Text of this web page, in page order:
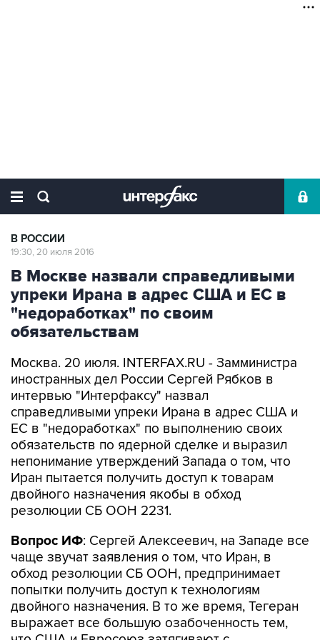
В РОССИИ
19:30, 20 июля 2016
В Москве назвали справедливыми
упреки Ирана в адрес США и ЕС в
"недоработках" по своим
обязательствам
Москва. 20 июля. INTERFAX.RU - Замминистра
иностранных дел России Сергей Рябков в
интервью "Интерфаксу" назвал
справедливыми упреки Ирана в адрес США и
ЕС в "недоработках" по выполнению своих
обязательств по ядерной сделке и выразил
непонимание утверждений Запада о том, что
Иран пытается получить доступ к товарам
двойного назначения якобы в обход
резолюции СБ ООН 2231.
Вопрос ИФ: Сергей Алексеевич, на Западе все
чаще звучат заявления о том, что Иран, в
обход резолюции СБ ООН, предпринимает
попытки получить доступ к технологиям
двойного назначения. В то же время, Тегеран
выражает все большую озабоченность тем,